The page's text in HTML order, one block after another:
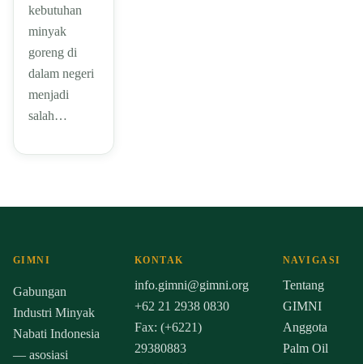
kebutuhan
minyak
goreng di
dalam negeri
menjadi
salah…
GIMNI
Gabungan
Industri Minyak
Nabati Indonesia
— asosiasi
KONTAK
info.gimni@gimni.org
+62 21 2938 0830
Fax: (+6221)
29380883
NAVIGASI
Tentang
GIMNI
Anggota
Palm Oil